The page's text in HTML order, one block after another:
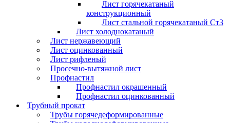
Лист горячекатаный
конструкционный
Лист стальной горячекатаный Ст3
Лист холоднокатаный
Лист нержавеющий
Лист оцинкованный
Лист рифленый
Просечно-вытяжной лист
Профнастил
Профнастил окрашенный
Профнастил оцинкованный
Трубный прокат
Трубы горячедеформированные